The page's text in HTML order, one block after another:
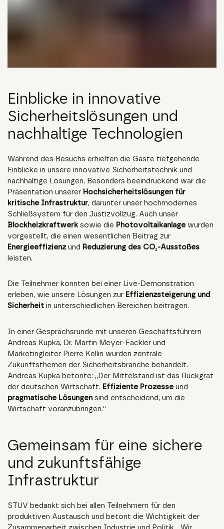
Einblicke in innovative
Sicherheitslösungen und
nachhaltige Technologien
Während des Besuchs erhielten die Gäste tiefgehende
Einblicke in unsere innovative Sicherheitstechnik und
nachhaltige Lösungen. Besonders beeindruckend war die
Präsentation unsererHochsicherheitslösungen für
kritische Infrastruktur, darunter unser hochmodernes
Schließsystem für den Justizvollzug. Auch unser
Blockheizkraftwerksowie die Photovoltaikanlage wurden
vorgestellt, die einen wesentlichen Beitrag zur
Energieeffizienzund Reduzierung des CO₂-Ausstoßes
leisten.
Die Teilnehmer konnten bei einer Live-Demonstration
erleben, wie unsere Lösungen zur Effizienzsteigerung und
Sicherheitin unterschiedlichen Bereichen beitragen.
In einer Gesprächsrunde mit unseren Geschäftsführern
Andreas Kupka, Dr. Martin Meyer-Fackler und
Marketingleiter Pierre Kellin wurden zentrale
Zukunftsthemen der Sicherheitsbranche behandelt.
Andreas Kupka betonte: „Der Mittelstand ist das Rückgrat
der deutschen Wirtschaft. Effiziente Prozesseund
pragmatische Lösungensind entscheidend, um die
Wirtschaft voranzubringen.“
Gemeinsam für eine sichere
und zukunftsfähige
Infrastruktur
STUV bedankt sich bei allen Teilnehmern für den
produktiven Austausch und betont die Wichtigkeit der